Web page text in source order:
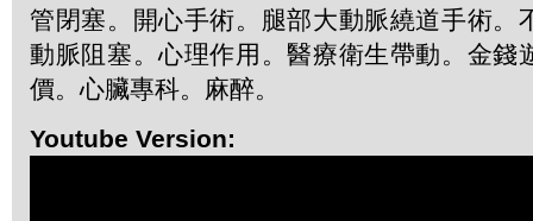
管閉塞。開心手術。腿部大動脈繞道手術。
動脈阻塞。心理作用。醫療衛生帶動。金錢
價。心臟專科。麻醉。
Youtube Version: